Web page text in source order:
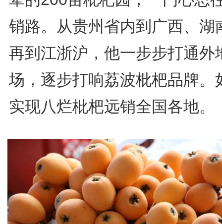
销路。从贵州省内到广西、湖
再到江浙沪，他一步步打通外
场，逐步打响荔波枇杷品牌。
实现八烂枇杷远销全国各地。